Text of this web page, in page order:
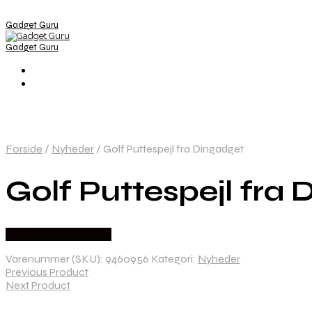
Gadget Guru
Gadget Guru
Forside / Nyheder / Golf Puttespejl fra Dingadget
Golf Puttespejl fra
Varenummer (SKU): 9460956 Kategori: Nyheder
Previous Product
Next Product